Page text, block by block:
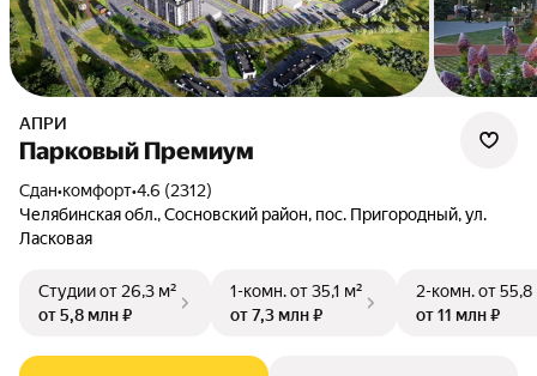
АПРИ
Парковый Премиум
Сдан•комфорт•4.6 (2312)
Челябинская обл., Сосновский район, пос. Пригородный, ул.
Ласковая
Студииот 26,3 м²
от 5,8 млн ₽
1-комн.от 35,1 м²
от 7,3 млн ₽
2-комн.от 55,8
от 11 млн ₽